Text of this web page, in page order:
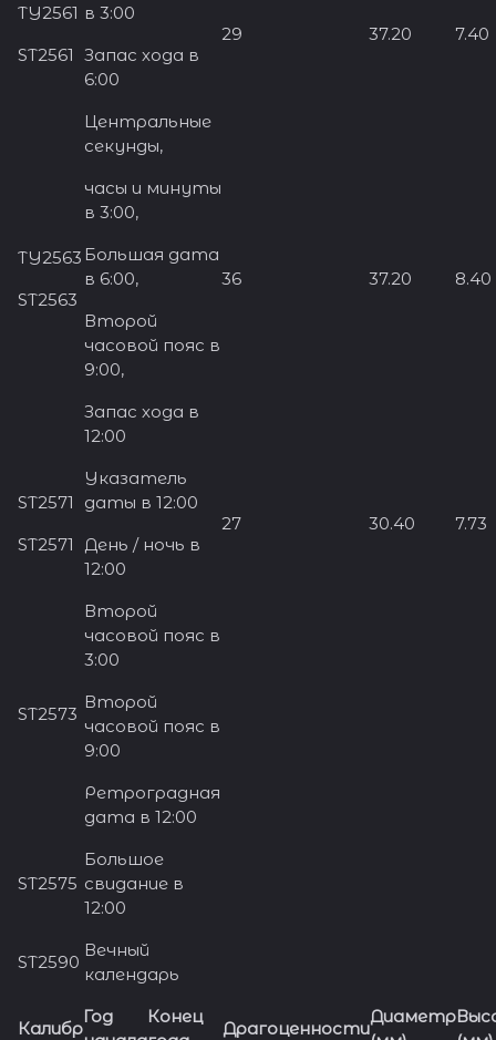
TY2561
ST2561
в 3:00
Запас хода в
6:00
29 37.20 7.40
TY2563
ST2563
Центральные
секунды,
часы и минуты
в 3:00,
Большая дата
в 6:00,
Второй
часовой пояс в
9:00,
Запас хода в
12:00
36 37.20 8.40
ST2571
ST2571
Указатель
даты в 12:00
День / ночь в
12:00
27 30.40 7.73
ST2573
Второй
часовой пояс в
3:00
Второй
часовой пояс в
9:00
Ретроградная
дата в 12:00
ST2575
Большое
свидание в
12:00
ST2590
Вечный
календарь
Калибр
Год
Конец
Драгоценности
Диаметр